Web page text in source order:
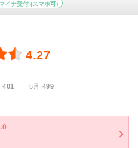
マイナ受付 (スマホ可)
4.27
401 | 6月:499